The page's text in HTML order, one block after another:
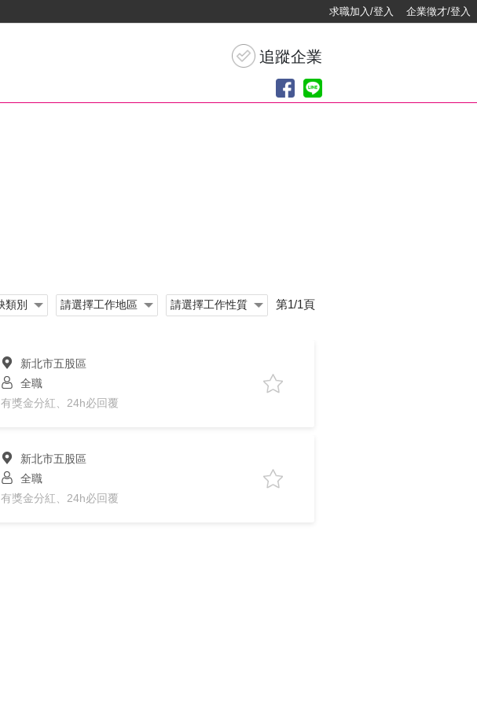
求職加入/登入 企業徵才/登入
第1/1頁
新北市五股區
全職
有獎金分紅、24h必回覆
新北市五股區
全職
有獎金分紅、24h必回覆